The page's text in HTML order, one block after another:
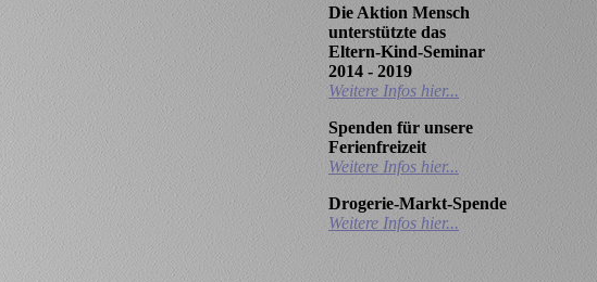
Die Aktion Mensch
unterstützte das
Eltern-Kind-Seminar
2014 - 2019
Weitere Infos hier...
Spenden für unsere
Ferienfreizeit
Weitere Infos hier...
Drogerie-Markt-Spende
Weitere Infos hier...